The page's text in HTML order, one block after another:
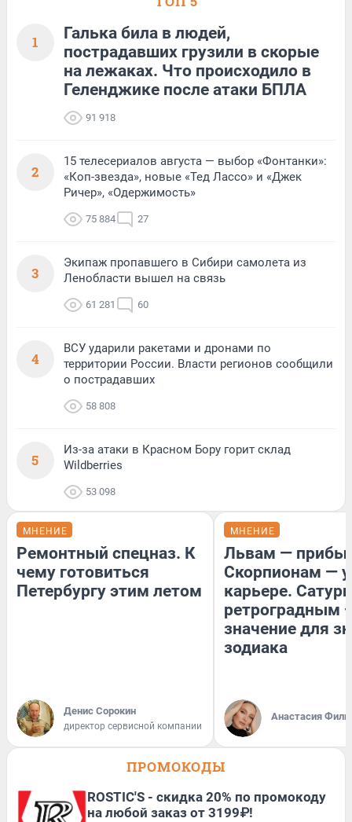
1
Галька била в людей,
пострадавших грузили в скорые
на лежаках. Что происходило в
Геленджике после атаки БПЛА
91 918
2
15 телесериалов августа — выбор «Фонтанки»:
«Коп-звезда», новые «Тед Лассо» и «Джек
Ричер», «Одержимость»
75 884 27
3
Экипаж пропавшего в Сибири самолета из
Ленобласти вышел на связь
61 281 60
4
ВСУ ударили ракетами и дронами по
территории России. Власти регионов сообщили
о пострадавших
58 808
5
Из-за атаки в Красном Бору горит склад
Wildberries
53 098
МНЕНИЕ
Ремонтный спецназ. К
чему готовиться
Петербургу этим летом
Денис Сорокин
директор сервисной компании
МНЕНИЕ
Львам —
Скорпионам —
карьере.
ретроградным
значение для
зодиака
Анастасия
ПРОМОКОДЫ
ROSTIC'S - скидка 20% по промокоду
на любой заказ от 3199₽!